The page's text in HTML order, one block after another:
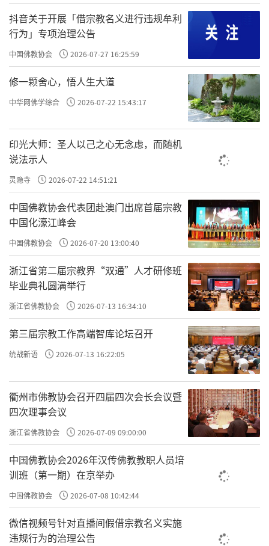
武装斗争的正确轨道上。自此，闽东地区的游
击支队如雨后春笋般涌现，各地反抗国民党反
动派的武装暴动也纷纷开展。
1933年10月，闽东地区已经成立了七支游
击支队。中共福安中心县委于该月22日凌晨发
动了“甘棠暴动”，歼灭了国民党海军陆战队
的一个排。次日，闽东工农游击第五支队宣告
成立。在与第一支队胜利会师后，两支游击支
队在栖圣寺整编为“闽东游击支队”，下辖3个
连，共有300多人，200 多支枪，任铁锋任游击
支队支队长，叶飞任政委。
1933年11月，原驻守闽东的国民党正规军
外调参加对我中央苏区的第五次反革命“围
剿”，加上国民党第十九路军将领蔡廷锴等发
起的福建事变，闽东反革命力量暂时削弱。闽
东党组织利用这一时机，成立“闽东红带总
会”，以及赤卫队、游击队总指挥，举行全面
的武装暴动。
抖音关于开展「借宗教名义进行违规牟利
行为」专项治理公告
中国佛教协会 2026-07-27 16:25:59
修一颗舍心，悟人生大道
中华网佛学综合 2026-07-22 15:43:17
印光大师：圣人以己之心无念虑，而随机
说法示人
灵隐寺 2026-07-22 14:51:21
中国佛教协会代表团赴澳门出席首届宗教
中国化濠江峰会
中国佛教协会 2026-07-20 13:00:40
浙江省第二届宗教界“双通”人才研修班
毕业典礼圆满举行
浙江省佛教协会 2026-07-13 16:34:10
第三届宗教工作高端智库论坛召开
统战新语 2026-07-13 16:22:05
衢州市佛教协会召开四届四次会长会议暨
四次理事会议
浙江省佛教协会 2026-07-09 09:00:00
中国佛教协会2026年汉传佛教教职人员培
训班（第一期）在京举办
中国佛教协会 2026-07-08 10:42:44
微信视频号针对直播间假借宗教名义实施
违规行为的治理公告